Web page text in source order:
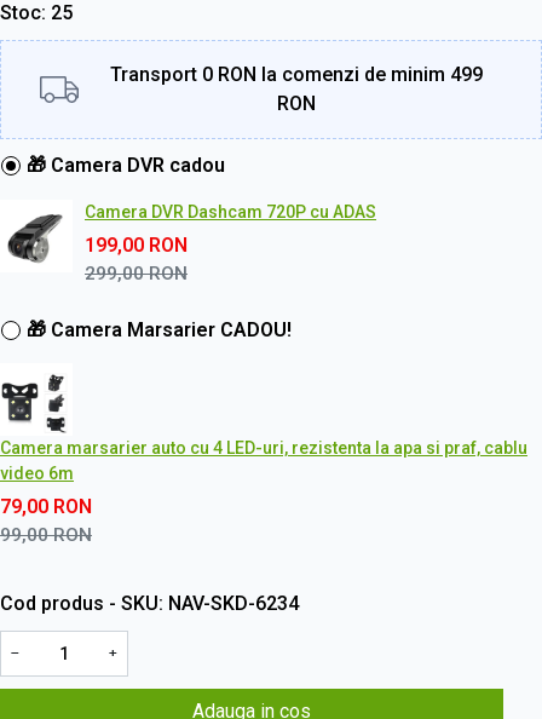
Stoc 25
Transport 0 RON la comenzi de minim 499
RON
🎁 Camera DVR cadou
Camera DVR Dashcam 720P cu ADAS
199,00 RON
299,00RON
🎁 Camera Marsarier CADOU!
Camera marsarier auto cu 4 LED-uri, rezistenta la apa si praf, cablu
video 6m
79,00 RON
99,00RON
Cod produs - SKU NAV-SKD-6234
− +
Adauga in cos